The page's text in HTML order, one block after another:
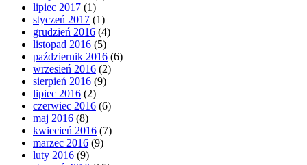
lipiec 2017 (1)
styczeń 2017 (1)
grudzień 2016 (4)
listopad 2016 (5)
październik 2016 (6)
wrzesień 2016 (2)
sierpień 2016 (9)
lipiec 2016 (2)
czerwiec 2016 (6)
maj 2016 (8)
kwiecień 2016 (7)
marzec 2016 (9)
luty 2016 (9)